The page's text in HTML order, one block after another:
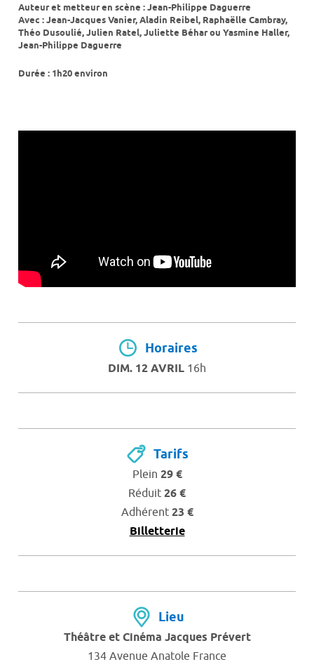
Auteur et metteur en scène : Jean-Philippe Daguerre
Avec : Jean-Jacques Vanier, Aladin Reibel, Raphaëlle Cambray,
Théo Dusoulié, Julien Ratel, Juliette Béhar ou Yasmine Haller,
Jean-Philippe Daguerre
Durée : 1h20 environ
Horaires
DIM. 12 AVRIL 16h
Tarifs
Plein 29 €
Réduit 26 €
Adhérent 23 €
Billetterie
Lieu
Théâtre et Cinéma Jacques Prévert
134 Avenue Anatole France